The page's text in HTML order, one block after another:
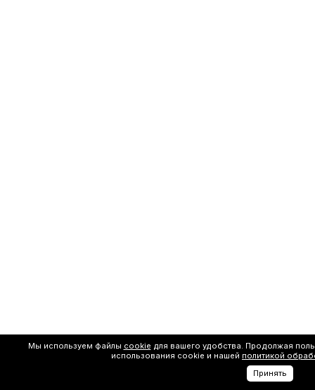
Мы используем файлы cookie для вашего удобства. Продолжая
использования cookie и нашей политикой
Принять